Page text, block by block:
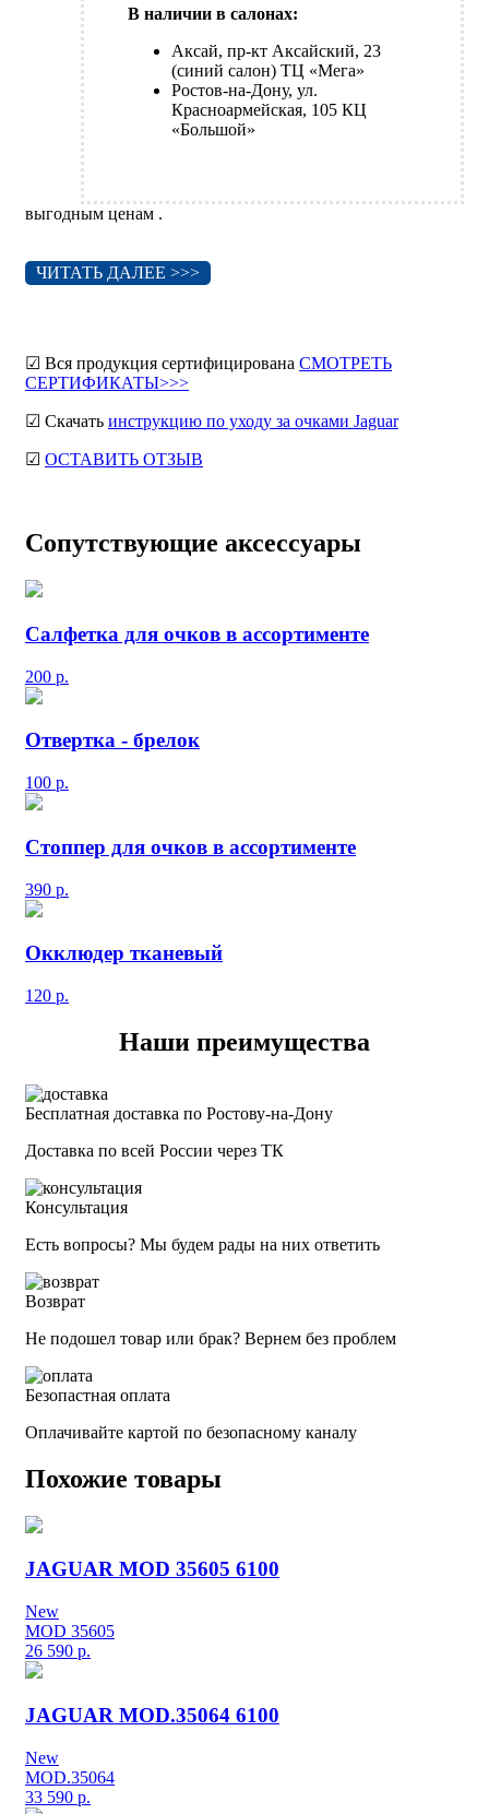
В наличии в салонах:
Аксай, пр-кт Аксайский, 23
(синий салон) ТЦ «Мега»
Ростов-на-Дону, ул.
Красноармейская, 105 КЦ
«Большой»
выгодным ценам .
ЧИТАТЬ ДАЛЕЕ >>>
☑ Вся продукция сертифицирована СМОТРЕТЬ
СЕРТИФИКАТЫ>>>
☑ Скачать инструкцию по уходу за очками Jaguar
☑ ОСТАВИТЬ ОТЗЫВ
Сопутствующие аксессуары
Салфетка для очков в ассортименте
200 р.
Отвертка - брелок
100 р.
Стоппер для очков в ассортименте
390 р.
Окклюдер тканевый
120 р.
Наши преимущества
Бесплатная доставка по Ростову-на-Дону
Доставка по всей России через ТК
Консультация
Есть вопросы? Мы будем рады на них ответить
Возврат
Не подошел товар или брак? Вернем без проблем
Безопастная оплата
Оплачивайте картой по безопасному каналу
Похожие товары
JAGUAR MOD 35605 6100
New
MOD 35605
26 590 р.
JAGUAR MOD.35064 6100
New
MOD.35064
33 590 р.